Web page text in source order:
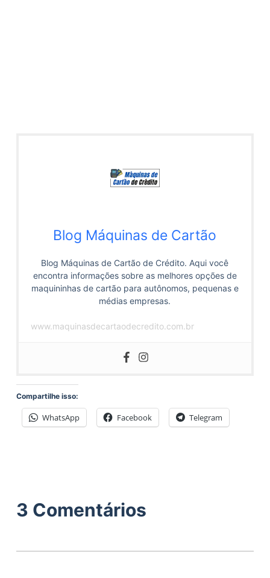
Blog Máquinas de Cartão
Blog Máquinas de Cartão de Crédito. Aqui você
encontra informações sobre as melhores opções de
maquininhas de cartão para autônomos, pequenas e
médias empresas.
www.maquinasdecartaodecredito.com.br
Compartilhe isso:
WhatsApp Facebook Telegram
3 Comentários